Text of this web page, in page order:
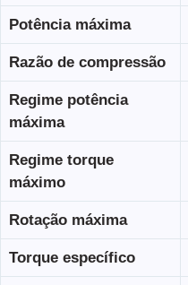
Potência máxima
Razão de compressão
Regime potência
máxima
Regime torque
máximo
Rotação máxima
Torque específico